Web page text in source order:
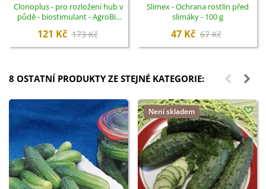
Clonoplus - pro rozložení hub v
půdě - biostimulant - AgroBio
121 Kč 173 Kč
Slimex - Ochrana rostlin před
slimáky - 100 g
47 Kč 67 Kč
8 OSTATNÍ PRODUKTY ZE STEJNÉ KATEGORIE:
Není skladem